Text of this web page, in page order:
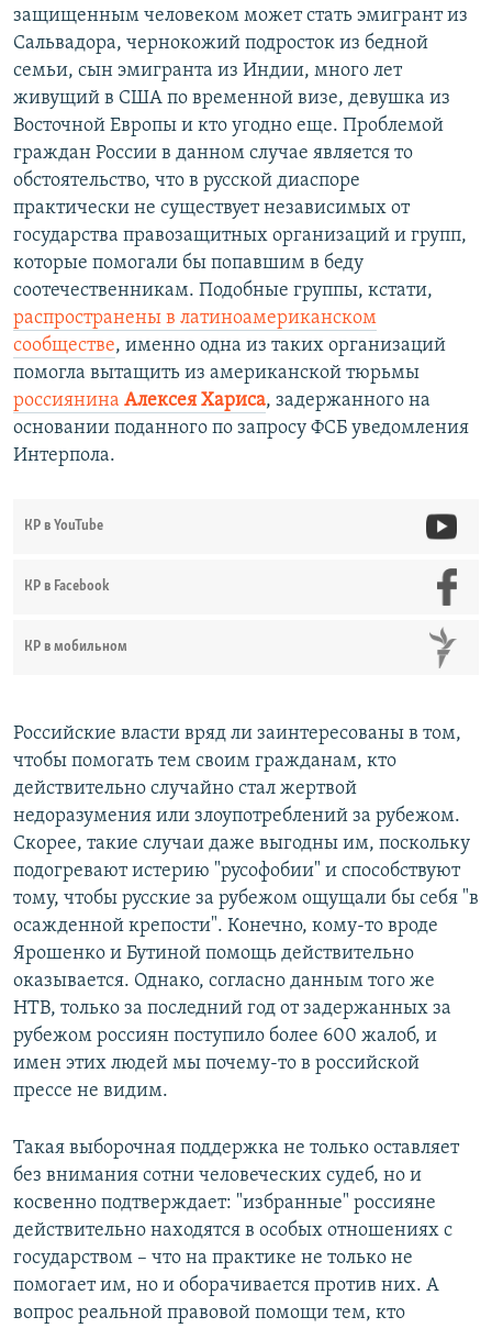
защищенным человеком может стать эмигрант из
Сальвадора, чернокожий подросток из бедной
семьи, сын эмигранта из Индии, много лет
живущий в США по временной визе, девушка из
Восточной Европы и кто угодно еще. Проблемой
граждан России в данном случае является то
обстоятельство, что в русской диаспоре
практически не существует независимых от
государства правозащитных организаций и групп,
которые помогали бы попавшим в беду
соотечественникам. Подобные группы, кстати,
распространены в латиноамериканском
сообществе, именно одна из таких организаций
помогла вытащить из американской тюрьмы
россиянина Алексея Хариса, задержанного на
основании поданного по запросу ФСБ уведомления
Интерпола.
КР в YouTube
КР в Facebook
КР в мобильном
Российские власти вряд ли заинтересованы в том,
чтобы помогать тем своим гражданам, кто
действительно случайно стал жертвой
недоразумения или злоупотреблений за рубежом.
Скорее, такие случаи даже выгодны им, поскольку
подогревают истерию "русофобии" и способствуют
тому, чтобы русские за рубежом ощущали бы себя "в
осажденной крепости". Конечно, кому-то вроде
Ярошенко и Бутиной помощь действительно
оказывается. Однако, согласно данным того же
НТВ, только за последний год от задержанных за
рубежом россиян поступило более 600 жалоб, и
имен этих людей мы почему-то в российской
прессе не видим.
Такая выборочная поддержка не только оставляет
без внимания сотни человеческих судеб, но и
косвенно подтверждает: "избранные" россияне
действительно находятся в особых отношениях с
государством – что на практике не только не
помогает им, но и оборачивается против них. А
вопрос реальной правовой помощи тем, кто